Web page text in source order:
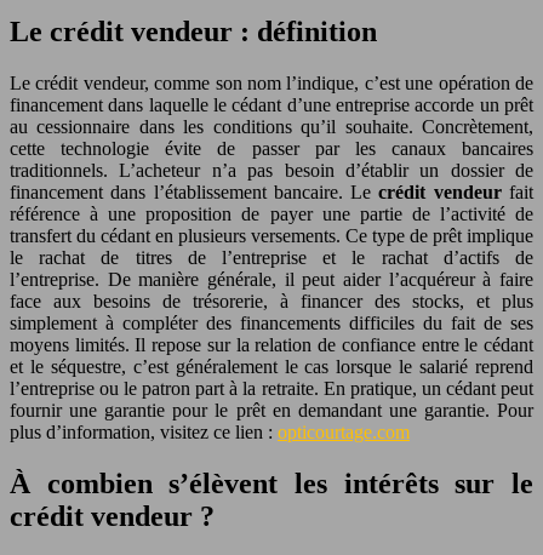
Le crédit vendeur : définition
Le crédit vendeur, comme son nom l’indique, c’est une opération de
financement dans laquelle le cédant d’une entreprise accorde un prêt
au cessionnaire dans les conditions qu’il souhaite. Concrètement,
cette technologie évite de passer par les canaux bancaires
traditionnels. L’acheteur n’a pas besoin d’établir un dossier de
financement dans l’établissement bancaire. Lecrédit vendeurfait
référence à une proposition de payer une partie de l’activité de
transfert du cédant en plusieurs versements. Ce type de prêt implique
le rachat de titres de l’entreprise et le rachat d’actifs de
l’entreprise. De manière générale, il peut aider l’acquéreur à faire
face aux besoins de trésorerie, à financer des stocks, et plus
simplement à compléter des financements difficiles du fait de ses
moyens limités. Il repose sur la relation de confiance entre le cédant
et le séquestre, c’est généralement le cas lorsque le salarié reprend
l’entreprise ou le patron part à la retraite. En pratique, un cédant peut
fournir une garantie pour le prêt en demandant une garantie. Pour
plus d’information, visitez ce lien : opticourtage.com
À combien s’élèvent les intérêts sur le
crédit vendeur ?